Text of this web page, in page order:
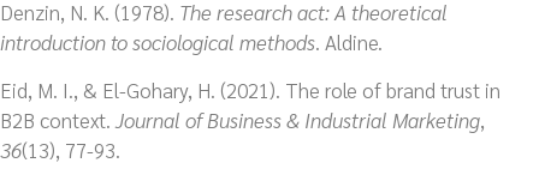
Denzin, N. K. (1978). The research act: A theoretical
introduction to sociological methods. Aldine.
Eid, M. I., & El-Gohary, H. (2021). The role of brand trust in
B2B context. Journal of Business & Industrial Marketing,
36(13), 77-93.